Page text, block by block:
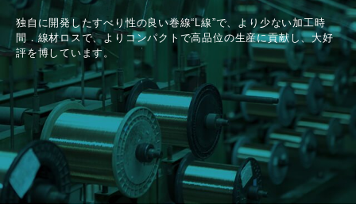
独自に開発したすべり性の良い巻線“L線”で、より少ない加工時
間．線材ロスで、よりコンパクトで高品位の生産に貢献し、大好
評を博しています。